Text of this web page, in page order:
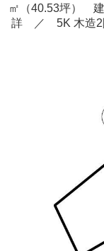
㎡（40.53坪）
詳
／ 5K 木造2